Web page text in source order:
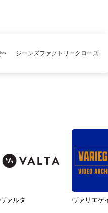
ジーンズファクトリークローズ
ヴァルタ ヴァリエゲ